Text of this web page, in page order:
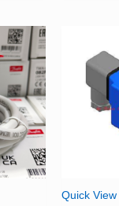
Quick View